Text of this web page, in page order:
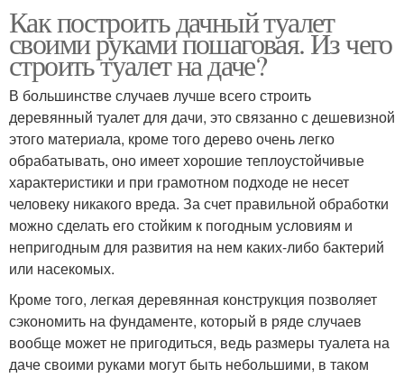
Как построить дачный туалет
своими руками пошаговая. Из чего
строить туалет на даче?
В большинстве случаев лучше всего строить
деревянный туалет для дачи, это связанно с дешевизной
этого материала, кроме того дерево очень легко
обрабатывать, оно имеет хорошие теплоустойчивые
характеристики и при грамотном подходе не несет
человеку никакого вреда. За счет правильной обработки
можно сделать его стойким к погодным условиям и
непригодным для развития на нем каких-либо бактерий
или насекомых.
Кроме того, легкая деревянная конструкция позволяет
сэкономить на фундаменте, который в ряде случаев
вообще может не пригодиться, ведь размеры туалета на
даче своими руками могут быть небольшими, в таком